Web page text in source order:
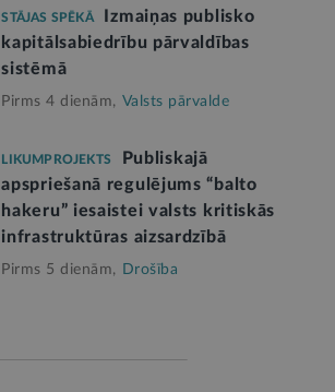
STĀJAS SPĒKĀ
Izmaiņas publisko
kapitālsabiedrību pārvaldības
sistēmā
Pirms 4 dienām, Valsts pārvalde
LIKUMPROJEKTS
Publiskajā
apspriešanā regulējums “balto
hakeru” iesaistei valsts kritiskās
infrastruktūras aizsardzībā
Pirms 5 dienām, Drošība